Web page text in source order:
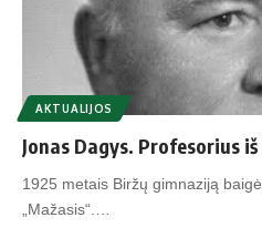
AKTUALIJOS
Jonas Dagys. Profesorius
1925 metais Biržų gimnaziją
„Mažasis“.…